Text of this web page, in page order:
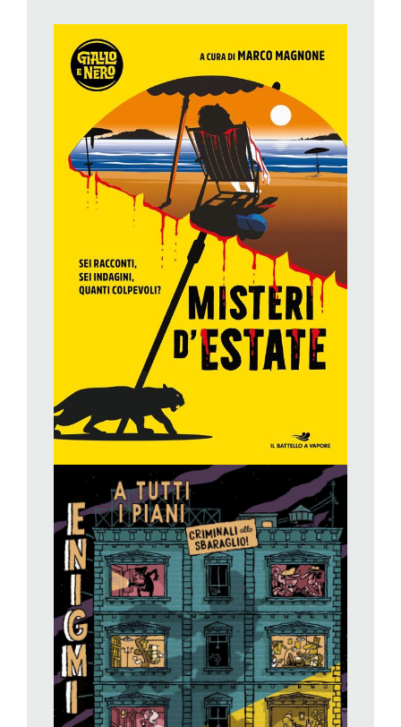
chiusa dall’interno; mentre neLa collana, di Loredana Lipperini,
la ragazzina protagonista in qualche modo indaga non solo
sulla sparizione di un gioiello, ma anche sulla progressiva
sparizione della sua propria infanzia, nel delicato trascolorare
verso la stagione dell’adolescenza verso la quale si sta
avviando. Il contributo di Davide Morosinotto,E morirono tutti
è un racconto potente e teso ambientato in montagna, nel
quale l’autore, da par suo, ci tiene incollati fino alla fine; mentre
in una storia decisamente venata di sovrannaturale ci porta il
Starless
, di Lucia Perrucci, e qui si vira più sul Nero
che sul Giallo, per riprendere i due colori che danno il nome
alla collana.
Paul Martin, e Illustratori vari, Enigmi a tutti i
piani.Criminali allo sbaraglio!, Il Castoro (Da 8 anni)
Ancora una proposta colorata di «giallo», e qui il detective è il
lettore: diciassette indagini molto ben congegnate dall’autore
francese Paul Martin, illustrate ciascuna da un artista diverso,
in cui allenare spirito d’osservazione e capacità logiche e
deduttive, in unactivity bookperfetto per divertirsi da soli, con
dell’anno. Ciascun enigma ci porta in un ambiente diverso (ad
esempio un hotel, la caserma dei pompieri, un’officina, un
teatro, un museo…), e in una storia di genere diverso
(realistico, fantastico, western…). Ogni volta c’è stato un reato
(furto, rapimento, incendio doloso…), i sospettati sono
parecchi, tra loro si cela il colpevole, da smascherare
prestando bene attenzione alle dichiarazioni di ognuno, e
guardando altrettanto bene la scena del crimine, sia nelle sue
parti interne, sia in quelle esterne, visibili ripiegando ogni volta
una verso l’altra le grandi pagine, seguendo le linee
tratteggiate. In questo albo dal concept originale e molto
interessante ci si perde felicemente e accanitamente dentro